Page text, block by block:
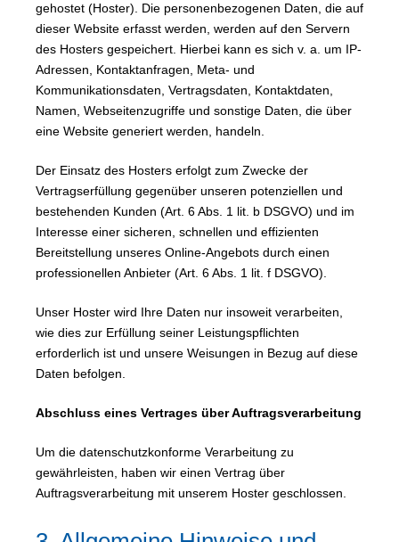
gehostet (Hoster). Die personenbezogenen Daten, die auf
dieser Website erfasst werden, werden auf den Servern
des Hosters gespeichert. Hierbei kann es sich v. a. um IP-
Adressen, Kontaktanfragen, Meta- und
Kommunikationsdaten, Vertragsdaten, Kontaktdaten,
Namen, Webseitenzugriffe und sonstige Daten, die über
eine Website generiert werden, handeln.
Der Einsatz des Hosters erfolgt zum Zwecke der
Vertragserfüllung gegenüber unseren potenziellen und
bestehenden Kunden (Art. 6 Abs. 1 lit. b DSGVO) und im
Interesse einer sicheren, schnellen und effizienten
Bereitstellung unseres Online-Angebots durch einen
professionellen Anbieter (Art. 6 Abs. 1 lit. f DSGVO).
Unser Hoster wird Ihre Daten nur insoweit verarbeiten,
wie dies zur Erfüllung seiner Leistungspflichten
erforderlich ist und unsere Weisungen in Bezug auf diese
Daten befolgen.
Abschluss eines Vertrages über Auftragsverarbeitung
Um die datenschutzkonforme Verarbeitung zu
gewährleisten, haben wir einen Vertrag über
Auftragsverarbeitung mit unserem Hoster geschlossen.